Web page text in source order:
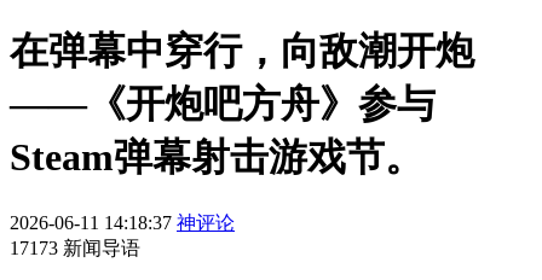
在弹幕中穿行，向敌潮开炮
——《开炮吧方舟》参与
Steam弹幕射击游戏节。
2026-06-11 14:18:37 神评论
17173 新闻导语